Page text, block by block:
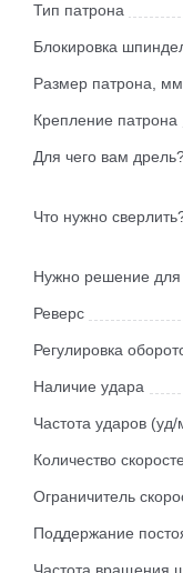
Тип патрона
Блокировка
Размер патрона, мм
Крепление патрона
Для чего вам
Что нужно
Нужно решение
Реверс
Регулировка
Наличие удара
Частота ударов
Количество
Ограничитель
Поддержание